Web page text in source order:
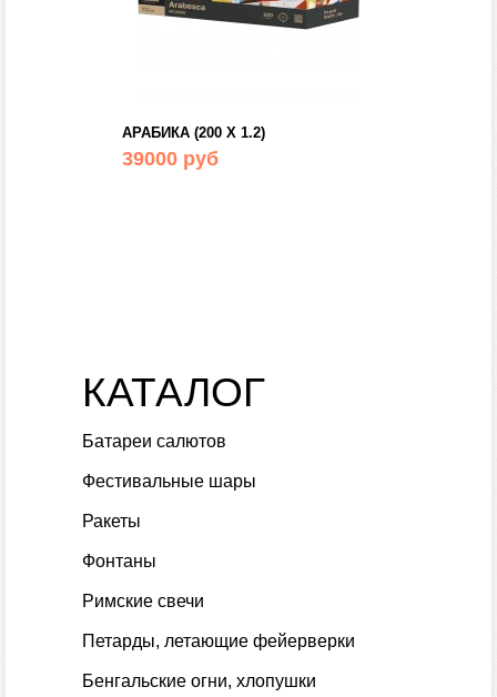
АРАБИКА (200 Х 1.2)
39000 руб
КАТАЛОГ
Батареи салютов
Фестивальные шары
Ракеты
Фонтаны
Римские свечи
Петарды, летающие фейерверки
Бенгальские огни, хлопушки